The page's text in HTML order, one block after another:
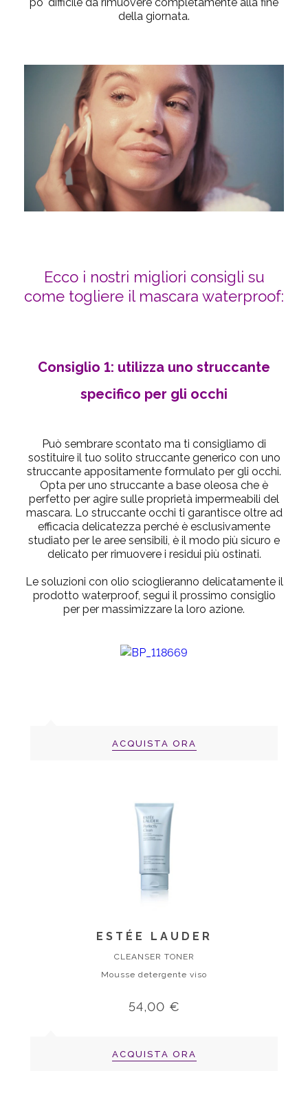
della giornata.
Ecco i nostri migliori consigli su
come togliere il mascara waterproof:
Consiglio 1: utilizza uno struccante
specifico per gli occhi
Può sembrare scontato ma ti consigliamo di
sostituire il tuo solito struccante generico con uno
struccante appositamente formulato per gli occhi.
Opta per uno struccante a base oleosa che è
perfetto per agire sulle proprietà impermeabili del
mascara. Lo struccante occhi ti garantisce oltre ad
efficacia delicatezza perché è esclusivamente
studiato per le aree sensibili, è il modo più sicuro e
delicato per rimuovere i residui più ostinati.
Le soluzioni con olio scioglieranno delicatamente il
prodotto waterproof, segui il prossimo consiglio
per per massimizzare la loro azione.
ACQUISTA ORA
ESTÉE LAUDER
CLEANSER TONER
Mousse detergente viso
54,00 €
ACQUISTA ORA